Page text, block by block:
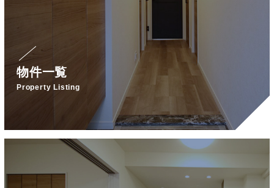
物件一覧
Property Listing